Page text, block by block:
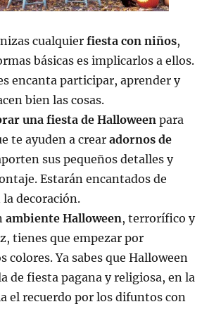
cualquierfiesta con niños,
básicas es implicarlos a ellos.
encanta participar, aprender y
bien las cosas.
una fiesta de Halloween para
te ayuden a crearadornos de
sus pequeños detalles y
Estarán encantados de
decoración.
ambiente Halloween, terrorífico y
tienes que empezar por
colores. Ya sabes que Halloween
de fiesta pagana y religiosa, en la
el recuerdo por los difuntos con